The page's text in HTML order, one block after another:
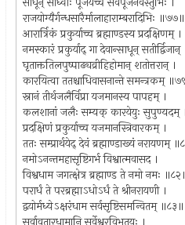
राजयोग्यैर्गन्धसारैर्मालाहाराम्बरादिभिः ॥७७॥
आरार्त्रिकं प्रकुर्याच्च ब्रह्माण्डस्य प्रदक्षिणम् ।
नमस्कारं प्रकुर्याद् गा देवान्साधून्
घृताक्ततिलपुष्पाढ्यव्रीहिहोमान् शतोत्तरान् ।
कारयित्वा ततश्चाधिवासनान्ते समन्त्रकम्
स्नानं तीर्थजलैर्विप्रा यजमानस्य पापहम् ।
कलशानां जलैः सम्यक् कारयेयुः सुपुण्यदम्
प्रदक्षिणं प्रकुर्याच्च यजमानस्त्रिवारकम् ।
ततः सम्प्रार्थयेद् देवं ब्रह्माण्डाख्यं नरायणम्
नमोऽनन्तमहासृष्टिगर्भ विश्वात्मवासद ।
विश्वधाम जगत्क्षेत्र ब्रह्माण्ड ते नमो नमः
परार्धं ते परब्रह्माऽधोऽर्धं ते श्रीनरायणी ।
द्वयोर्मध्येऽक्षरंधाम सर्वसृष्टिसमन्वितम् ॥८३॥